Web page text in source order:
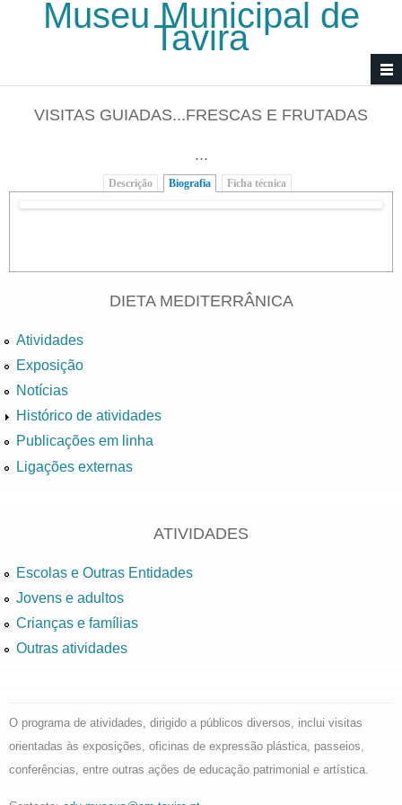
Passar para o conteúdo principal
Museu Municipal de
Tavira
VISITAS GUIADAS...FRESCAS E FRUTADAS
...
Descrição Biografia (separador ativo)
Ficha técnica
DIETA MEDITERRÂNICA
Atividades
Exposição
Notícias
Histórico de atividades
Publicações em linha
Ligações externas
ATIVIDADES
Escolas e Outras Entidades
Jovens e adultos
Crianças e famílias
Outras atividades
O programa de atividades, dirigido a públicos diversos, inclui visitas
orientadas às exposições, oficinas de expressão plástica, passeios,
conferências, entre outras ações de educação patrimonial e artística.